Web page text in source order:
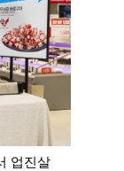
업진살